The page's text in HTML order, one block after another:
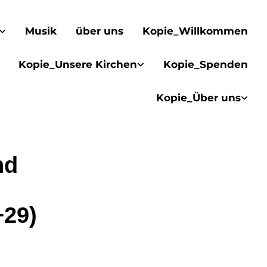
Musik über uns Kopie_Willkommen
Kopie_Unsere Kirchen Kopie_Spenden
Kopie_Über uns